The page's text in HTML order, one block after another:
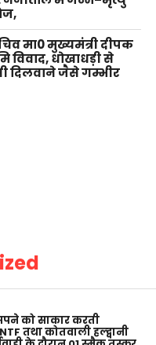
मा0 मुख्यमंत्री दीपक
धोखाधड़ी से
दिलवाने जैसे गम्भीर
को साकार करती
तथा कोतवाली हल्द्वानी